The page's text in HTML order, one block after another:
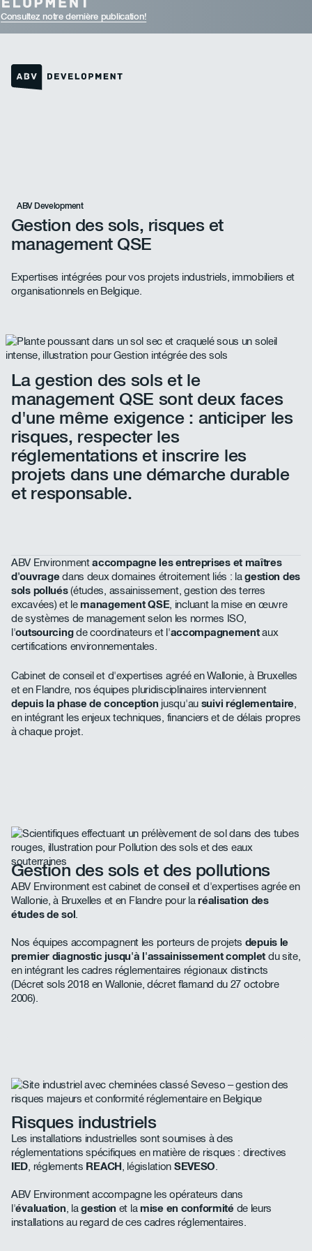
Consultez notre dernière publication!
ABV Development
Gestion des sols, risques et
management QSE
Expertises intégrées pour vos projets industriels, immobiliers et
organisationnels en Belgique.
La gestion des sols et le
management QSE sont deux faces
d'une même exigence : anticiper les
risques, respecter les
réglementations et inscrire les
projets dans une démarche durable
et responsable.
ABV Environmentaccompagne les entreprises et maîtres
d'ouvragedans deux domaines étroitement liés : lagestion des
sols pollués(études, assainissement, gestion des terres
excavées) et lemanagement QSE, incluant la mise en œuvre
de systèmes de management selon les normes ISO,
l'outsourcingde coordinateurs et l'accompagnementaux
certifications environnementales.
Cabinet de conseil et d'expertises agréé en Wallonie, à Bruxelles
et en Flandre, nos équipes pluridisciplinaires interviennent
depuis la phase de conception jusqu'au suivi réglementaire
en intégrant les enjeux techniques, financiers et de délais propres
à chaque projet.
Gestion des sols et des pollutions
ABV Environment est cabinet de conseil et d'expertises agrée en
Wallonie, à Bruxelles et en Flandre pour laréalisation des
études de sol .
Nos équipes accompagnent les porteurs de projets depuis le
premier diagnostic jusqu'à l'assainissement complet du site,
en intégrant les cadres réglementaires régionaux distincts
(Décret sols 2018 en Wallonie, décret flamand du 27 octobre
2006).
Risques industriels
Les installations industrielles sont soumises à des
réglementations spécifiques en matière de risques : directives
IED , réglements REACH , législation SEVESO
ABV Environment accompagne les opérateurs dans
l'évaluation , lagestion et lamise en conformité de leurs
installations au regard de ces cadres réglementaires.